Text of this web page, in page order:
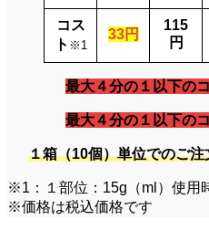
コス
ト ※1
33円
115
円
最大４分の１以下の
最大４分の１以下の
１箱（10個）単位でのご
※1：１部位：15g（ml）使用
※価格は税込価格です